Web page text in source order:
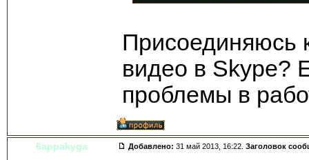
Присоединяюсь
видео в Skype?
проблемы в
6appakyga Добавлено: 31 май 2013, 16:22. Заголовок